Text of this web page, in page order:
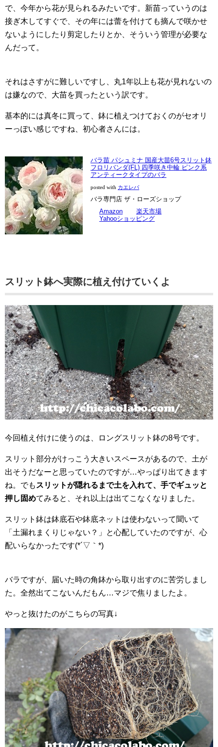
で、今年から花が見られるみたいです。新苗っていうのは
接ぎ木してすぐで、その年には蕾を付けても摘んで咲かせ
ないようにしたり剪定したりとか、そういう管理が必要な
んだって。
それはさすがに難しいですし、丸1年以上も花が見れないの
は嫌なので、大苗を買ったという訳です。
基本的には真冬に買って、鉢に植えつけておくのがセオリ
ーっぽい感じですね、初心者さんには。
バラ苗 パシュミナ 国産大苗6号スリット鉢
フロリバンダ(FL) 四季咲き中輪 ピンク系
アンティークタイプのバラ
posted with カエレバ
バラ専門店 ザ・ローズショップ
Amazon
楽天市場
Yahooショッピング
スリット鉢へ実際に植え付けていくよ
今回植え付けに使うのは、ロングスリット鉢の8号です。
スリット部分がけっこう大きいスペースがあるので、土が
出そうだなーと思っていたのですが…やっぱり出てきます
ね。でも スリットが隠れるまで土を入れて、手でギュッと
押し固めてみると、それ以上は出てこなくなりました。
スリット鉢は鉢底石や鉢底ネットは使わないって聞いて
「土漏れまくりじゃない？」と心配していたのですが、心
配いらなかったです(*´▽｀*)
バラですが、届いた時の角鉢から取り出すのに苦労しまし
た。全然出てこないんだもん…マジで焦りましたよ。
やっと抜けたのがこちらの写真↓